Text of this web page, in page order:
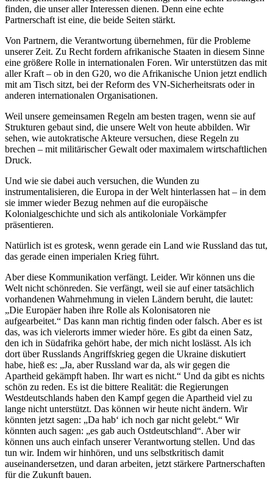
finden, die unser aller Interessen dienen. Denn eine echte
Partnerschaft ist eine, die beide Seiten stärkt.
Von Partnern, die Verantwortung übernehmen, für die Probleme
unserer Zeit. Zu Recht fordern afrikanische Staaten in diesem Sinne
eine größere Rolle in internationalen Foren. Wir unterstützen das mit
aller Kraft – ob in den G20, wo die Afrikanische Union jetzt endlich
mit am Tisch sitzt, bei der Reform des VN-Sicherheitsrats oder in
anderen internationalen Organisationen.
Weil unsere gemeinsamen Regeln am besten tragen, wenn sie auf
Strukturen gebaut sind, die unsere Welt von heute abbilden. Wir
sehen, wie autokratische Akteure versuchen, diese Regeln zu
brechen – mit militärischer Gewalt oder maximalem wirtschaftlichen
Druck.
Und wie sie dabei auch versuchen, die Wunden zu
instrumentalisieren, die Europa in der Welt hinterlassen hat – in dem
sie immer wieder Bezug nehmen auf die europäische
Kolonialgeschichte und sich als antikoloniale Vorkämpfer
präsentieren.
Natürlich ist es grotesk, wenn gerade ein Land wie Russland das tut,
das gerade einen imperialen Krieg führt.
Aber diese Kommunikation verfängt. Leider. Wir können uns die
Welt nicht schönreden. Sie verfängt, weil sie auf einer tatsächlich
vorhandenen Wahrnehmung in vielen Ländern beruht, die lautet:
„Die Europäer haben ihre Rolle als Kolonisatoren nie
aufgearbeitet.“ Das kann man richtig finden oder falsch. Aber es ist
das, was ich vielerorts immer wieder höre. Es gibt da einen Satz,
den ich in Südafrika gehört habe, der mich nicht loslässt. Als ich
dort über Russlands Angriffskrieg gegen die Ukraine diskutiert
habe, hieß es: „Ja, aber Russland war da, als wir gegen die
Apartheid gekämpft haben. Ihr wart es nicht.“ Und da gibt es nichts
schön zu reden. Es ist die bittere Realität: die Regierungen
Westdeutschlands haben den Kampf gegen die Apartheid viel zu
lange nicht unterstützt. Das können wir heute nicht ändern. Wir
könnten jetzt sagen: „Da hab‘ ich noch gar nicht gelebt.“ Wir
könnten auch sagen: „es gab auch Ostdeutschland“. Aber wir
können uns auch einfach unserer Verantwortung stellen. Und das
tun wir. Indem wir hinhören, und uns selbstkritisch damit
auseinandersetzen, und daran arbeiten, jetzt stärkere Partnerschaften
für die Zukunft bauen.